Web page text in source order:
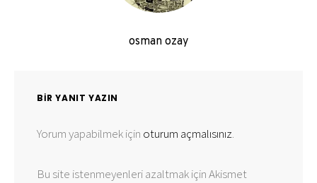
osman ozay
BIR YANIT YAZIN
Yorum yapabilmek için oturum açmalısınız.
Bu site istenmeyenleri azaltmak için Akismet